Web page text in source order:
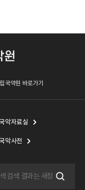
국악원 바로가기
악자료실
악사전